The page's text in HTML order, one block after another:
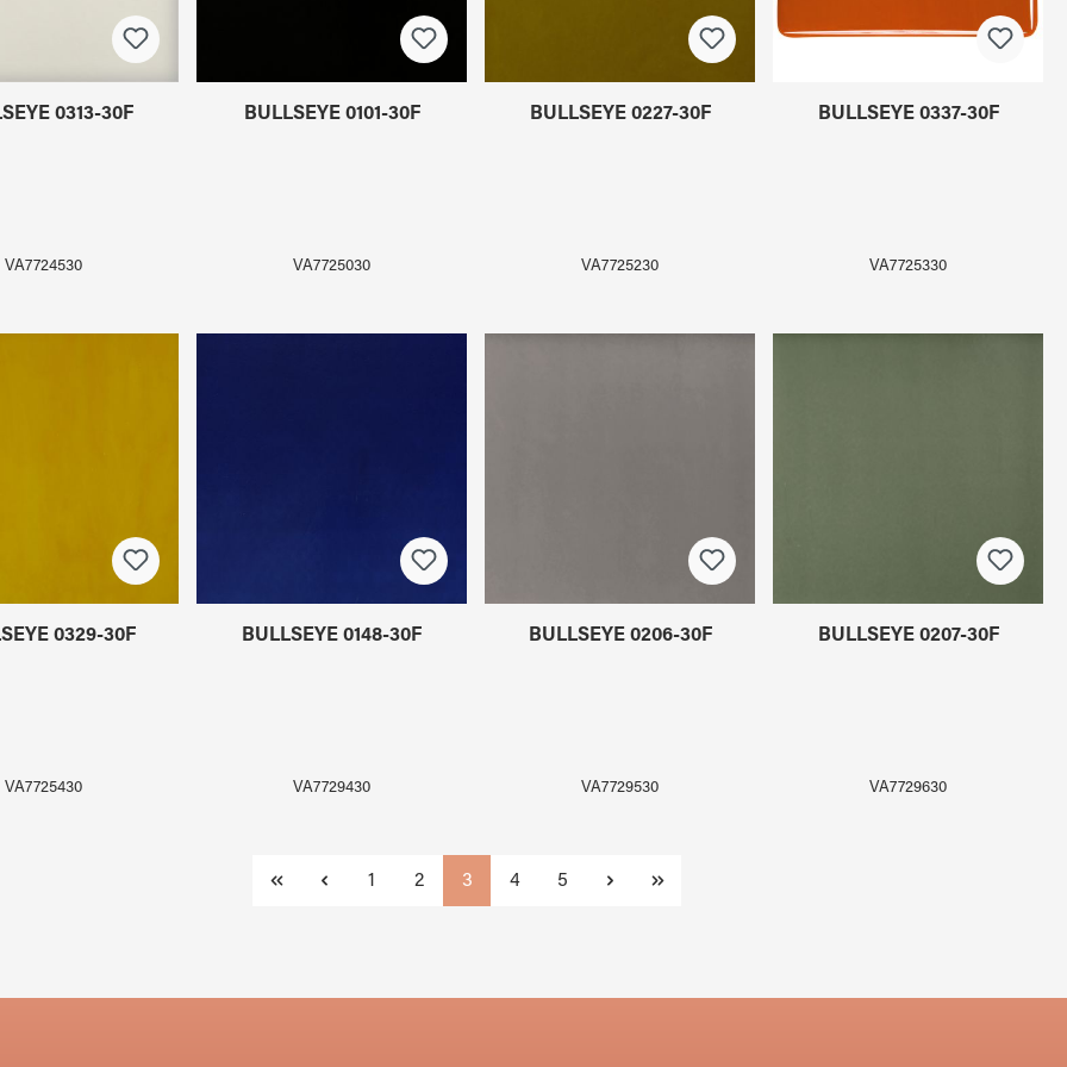
0313-30F
VA7724530
BULLSEYE 0101-30F
VA7725030
BULLSEYE 0227-30F
VA7725230
BULLSEYE 0337-30F
VA7725330
0329-30F
VA7725430
BULLSEYE 0148-30F
VA7729430
BULLSEYE 0206-30F
VA7729530
BULLSEYE 0207-30F
VA7729630
Seite
1 Seite
2 Seite
3 Seite
4 Seite
5